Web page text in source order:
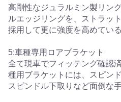
高剛性なジュラルミン製リン
ルエッジリングを、ストラッ
採用して更に強度を高めている
5:車種専用ロアブラケット
全て現車でフィッテング確認
種用ブラケットには、スピン
スピンドル下取りなど面倒な